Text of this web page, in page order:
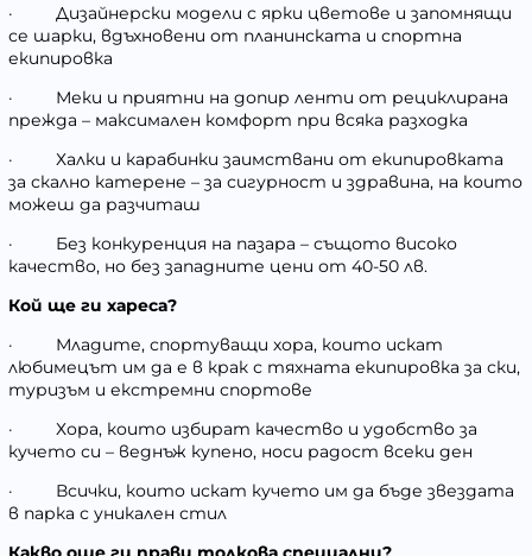
·
Дизайнерски модели с ярки цветове и запомнящи
се шарки, вдъхновени от планинската и спортна
екипировка
·
Меки и приятни на допир ленти от рециклирана
прежда – максимален комфорт при всяка разходка
·
Халки и карабинки заимствани от екипировката
за скално катерене – за сигурност и здравина, на които
можеш да разчиташ
·
Без конкуренция на пазара – същото високо
качество, но без западните цени от 40-50 лв.
Кой ще ги хареса?
·
Младите, спортуващи хора, които искат
любимецът им да е в крак с тяхната екипировка за ски,
туризъм и екстремни спортове
·
Хора, които избират качество и удобство за
кучето си – веднъж купено, носи радост всеки ден
·
Всички, които искат кучето им да бъде звездата
в парка с уникален стил